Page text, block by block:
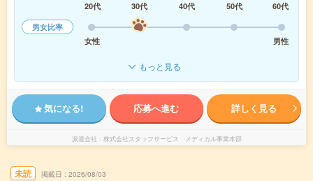
20代
30代 40代 50代
60代
男女比率
女性
男性
もっと見る
気になる! 応募へ進む 詳しく見る
派遣会社 株式会社スタッフサービス メディカル事業本部
未読 掲載日 2026/08/03